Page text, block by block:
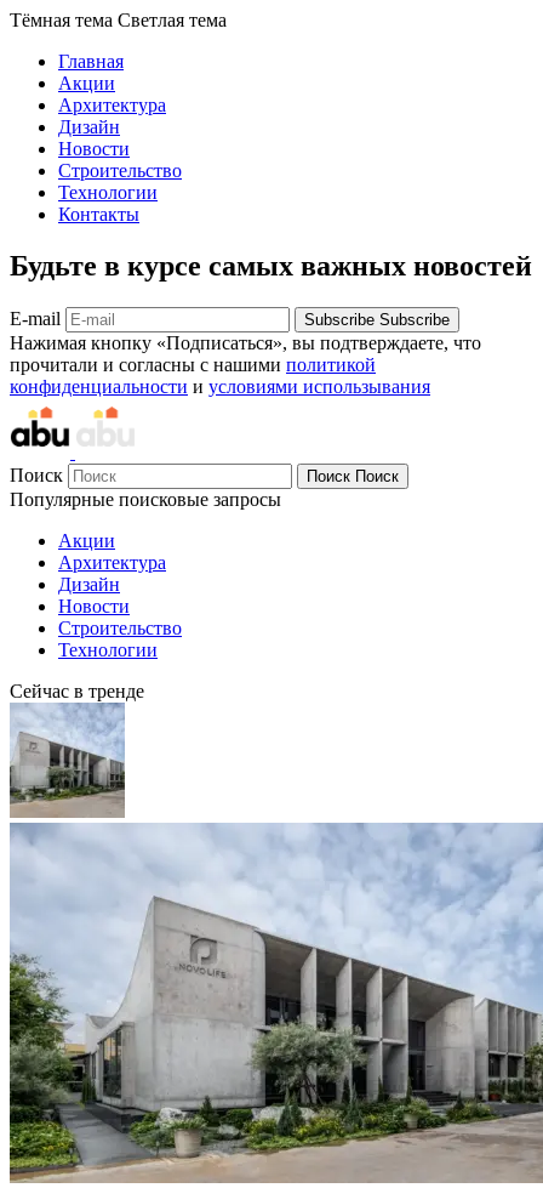
Тёмная тема Светлая тема
Главная
Акции
Архитектура
Дизайн
Новости
Строительство
Технологии
Контакты
Будьте в курсе самых важных новостей
E-mail Subscribe Subscribe
Нажимая кнопку «Подписаться», вы подтверждаете, что
прочитали и согласны с нашими политикой
конфиденциальности и условиями использывания
Поиск Поиск Поиск
Популярные поисковые запросы
Акции
Архитектура
Дизайн
Новости
Строительство
Технологии
Сейчас в тренде